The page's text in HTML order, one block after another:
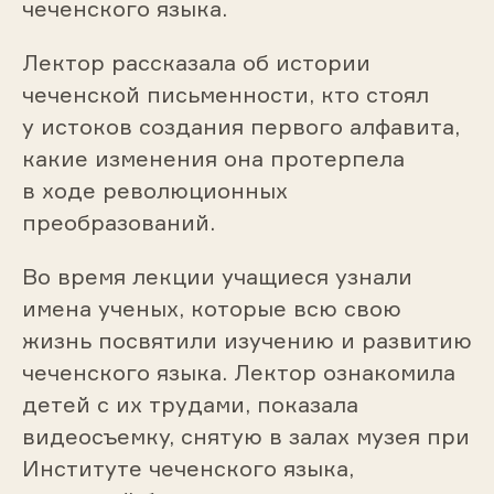
чеченского языка.
Лектор рассказала об истории
чеченской письменности, кто стоял
у истоков создания первого алфавита,
какие изменения она протерпела
в ходе революционных
преобразований.
Во время лекции учащиеся узнали
имена ученых, которые всю свою
жизнь посвятили изучению и развитию
чеченского языка. Лектор ознакомила
детей с их трудами, показала
видеосъемку, снятую в залах музея при
Институте чеченского языка,